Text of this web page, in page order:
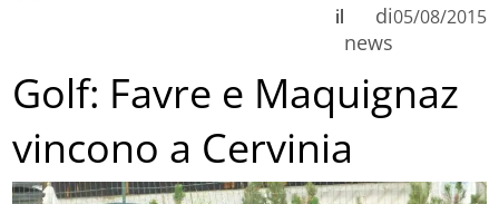
di
news
il 05/08/2015
Golf: Favre e Maquignaz
vincono a Cervinia